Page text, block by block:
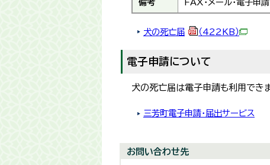
備考 FAX・メール・電子申
犬の死亡届 （422KB）
電子申請について
犬の死亡届は電子申請も利用でき
三芳町電子申請・届出サービス
お問い合わせ先